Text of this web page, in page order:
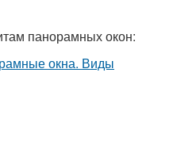
панорамных окон: